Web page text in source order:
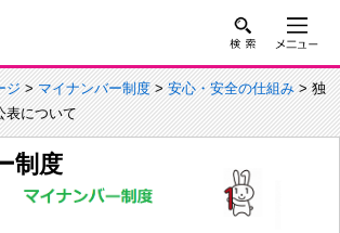
ジ>マイナンバー制度>安心・安全の仕組み> 独
表について
制度